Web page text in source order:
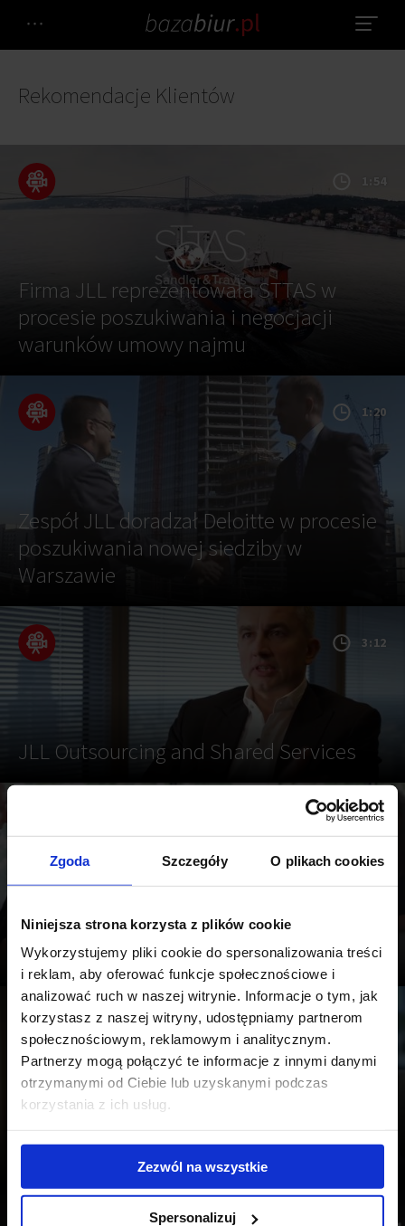
Zgoda Szczegóły O plikach cookies
Niniejsza strona korzysta z plików cookie
Wykorzystujemy pliki cookie do spersonalizowania treści
i reklam, aby oferować funkcje społecznościowe i
analizować ruch w naszej witrynie. Informacje o tym, jak
korzystasz z naszej witryny, udostępniamy partnerom
społecznościowym, reklamowym i analitycznym.
Partnerzy mogą połączyć te informacje z innymi danymi
otrzymanymi od Ciebie lub uzyskanymi podczas
korzystania z ich usług.
Zezwól na wszystkie
Spersonalizuj
Rekomendacje Klientów
Firma JLL reprezentowała STTAS w
procesie poszukiwania i negocjacji
warunków umowy najmu
1:54
Zespół JLL doradzał Deloitte w procesie
poszukiwania nowej siedziby w
Warszawie
1:20
JLL Outsourcing and Shared Services
3:12
JLL prezentuje zespół Reprezentacji
Najemcy
1:23